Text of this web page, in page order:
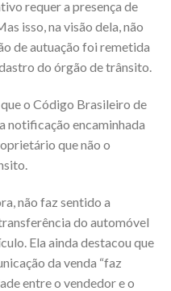
requer a presença de
isso, na visão dela, não
de autuação foi remetida
do órgão de trânsito.
o Código Brasileiro de
notificação encaminhada
que não o
não faz sentido a
do automóvel
Ela ainda destacou que
da venda “faz
entre o vendedor e o